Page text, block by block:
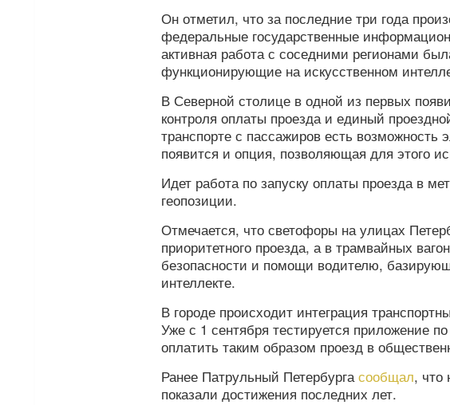
Он отметил, что за последние три года
федеральные государственные
активная работа с соседними регионами
функционирующие на искусственном
В Северной столице в одной из первых
контроля оплаты проезда и единый
транспорте с пассажиров есть возможность
появится и опция, позволяющая для этого
Идет работа по запуску оплаты проезда в
геопозиции.
Отмечается, что светофоры на улицах
приоритетного проезда, а в трамвайных
безопасности и помощи водителю,
интеллекте.
В городе происходит интеграция
Уже с 1 сентября тестируется приложение
оплатить таким образом проезд в
Ранее Патрульный Петербургасообщал, что
показали достижения последних лет.